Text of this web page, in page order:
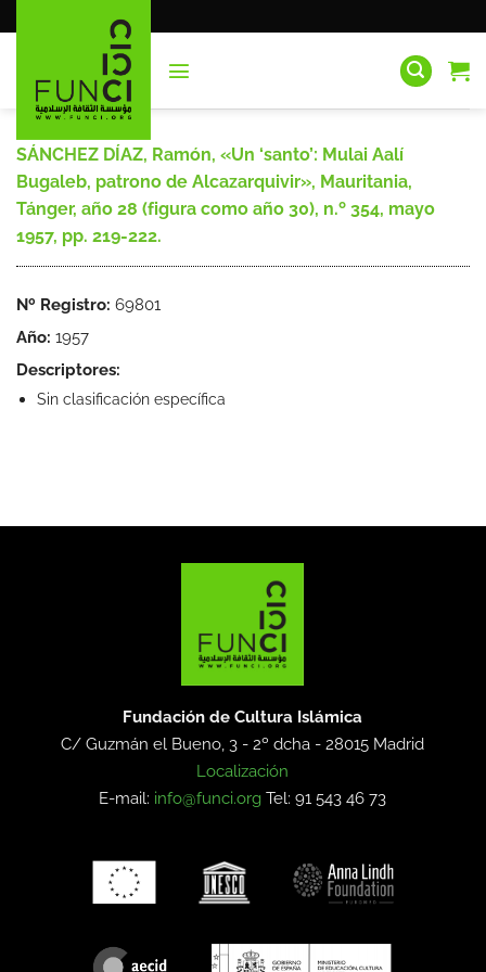
al
SÁNCHEZ DÍAZ, Ramón, «Un ‘santo’: Mulai Aalí
Bugaleb, patrono de Alcazarquivir», Mauritania,
Tánger, año 28 (figura como año 30), n.º 354, mayo
1957, pp. 219-222.
Nº Registro: 69801
Año: 1957
Descriptores:
Sin clasificación específica
Fundación de Cultura Islámica
C/ Guzmán el Bueno, 3 - 2º dcha -28015 Madrid
Localización
E-mail: info@funci.org Tel: 91 543 46 73